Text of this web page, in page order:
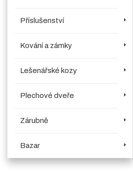
Příslušenství
Kování a zámky
Lešenářské kozy
Plechové dveře
Zárubně
Bazar